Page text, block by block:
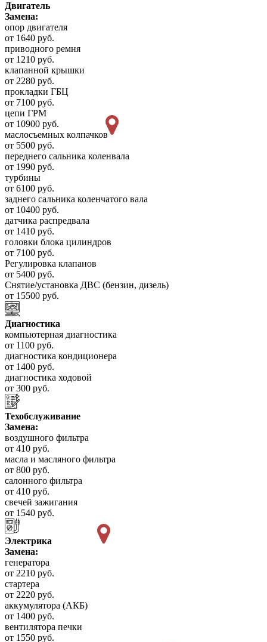
Двигатель
Замена:
опор двигателя
от 1640 руб.
приводного ремня
от 1210 руб.
клапанной крышки
от 2280 руб.
прокладки ГБЦ
от 7100 руб.
цепи ГРМ
от 10900 руб.
маслосъемных колпачков
от 5500 руб.
переднего сальника коленвала
от 1990 руб.
турбины
от 6100 руб.
заднего сальника коленчатого вала
от 10400 руб.
датчика распредвала
от 1410 руб.
головки блока цилиндров
от 7100 руб.
Регулировка клапанов
от 5400 руб.
Снятие/установка ДВС (бензин, дизель)
от 15500 руб.
Диагностика
компьютерная диагностика
от 1100 руб.
диагностика кондиционера
от 1400 руб.
диагностика ходовой
от 300 руб.
Техобслуживание
Замена:
воздушного фильтра
от 410 руб.
масла и масляного фильтра
от 800 руб.
салонного фильтра
от 410 руб.
свечей зажигания
от 1540 руб.
Электрика
Замена:
генератора
от 2210 руб.
стартера
от 2220 руб.
аккумулятора (АКБ)
от 1400 руб.
вентилятора печки
от 1550 руб.